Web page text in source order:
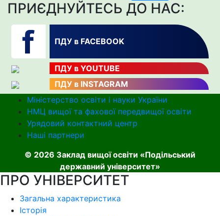
ПРИЄДНУЙТЕСЬ ДО НАС:
ПДУ в FACEBOOK
ПДУ в YOUTUBE
ПДУ в INSTAGRAM
Міністерство освіти і науки України
НМЦ вищої та фахової передвищої освіти
Урядовий контактний центр
Наші партнери
© 2026 Заклад вищої освіти «Подільський
державний університет»
ПРО УНІВЕРСИТЕТ
Загальна характеристика
Історія